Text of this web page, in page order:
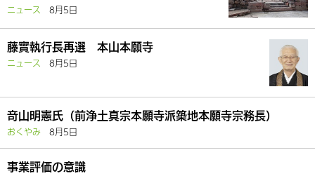
ニュース 8月5日
藤實執行長再選 本山本願寺
ニュース 8月5日
竒山明憲氏（前浄土真宗本願寺派築地本願寺宗務長）
おくやみ 8月5日
事業評価の意識